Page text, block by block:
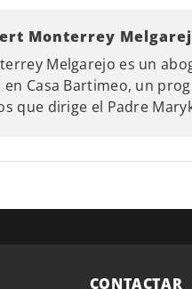
Monterrey
Melgarejo es un
en Casa Bartimeo, un
que dirige el Padre
CONTACTAR